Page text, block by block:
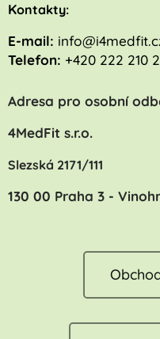
Kontakty:
E-mail:
Telefon: +420 222 210
Adresa pro osobní
4MedFit s.r.o.
Slezská 2171/111
130 00 Praha 3 -